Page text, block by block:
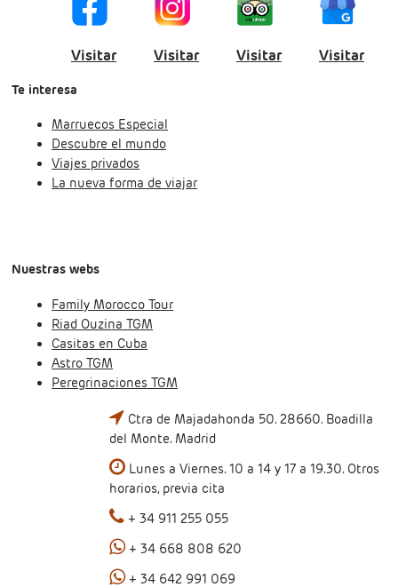
Visitar Visitar Visitar Visitar
Te interesa
Marruecos Especial
Descubre el mundo
Viajes privados
La nueva forma de viajar
Nuestras webs
Family Morocco Tour
Riad Ouzina TGM
Casitas en Cuba
Astro TGM
Peregrinaciones TGM
Ctra de Majadahonda 50. 28660. Boadilla
del Monte. Madrid
Lunes a Viernes. 10 a 14 y 17 a 19.30. Otros
horarios, previa cita
+ 34 911 255 055
+ 34 668 808 620
+ 34 642 991 069